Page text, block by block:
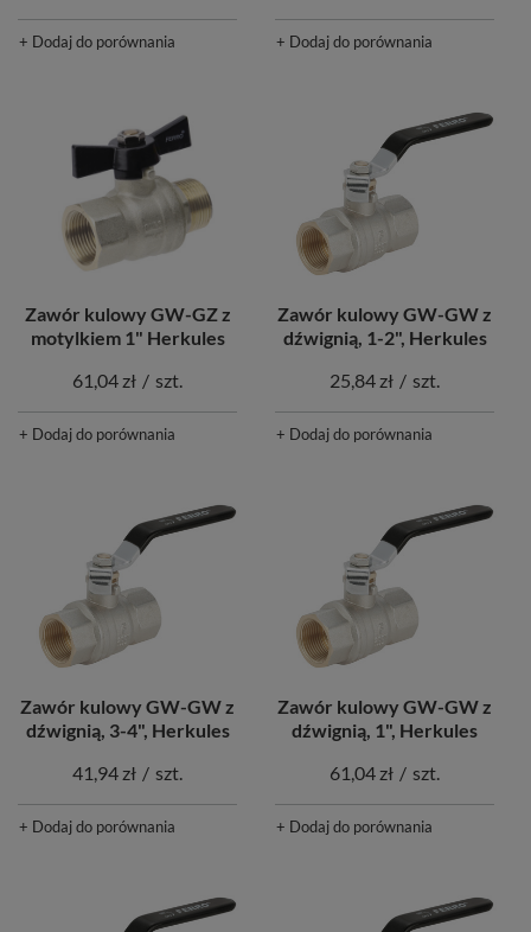
+ Dodaj do porównania + Dodaj do porównania
Zawór kulowy GW-GZ z
motylkiem 1" Herkules
61,04 zł / szt.
+ Dodaj do porównania
Zawór kulowy GW-GW z
dźwignią, 1-2", Herkules
25,84 zł / szt.
+ Dodaj do porównania
Zawór kulowy GW-GW z
dźwignią, 3-4", Herkules
41,94 zł / szt.
+ Dodaj do porównania
Zawór kulowy GW-GW z
dźwignią, 1", Herkules
61,04 zł / szt.
+ Dodaj do porównania